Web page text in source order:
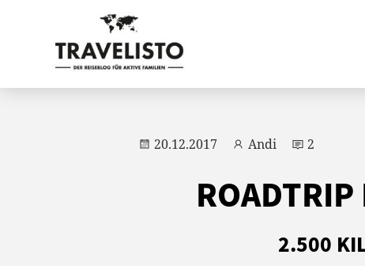
20.12.2017 Andi 2
2.500